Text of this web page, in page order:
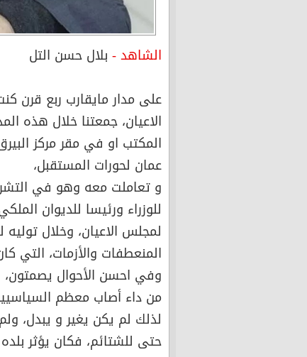
الشاهد - بلال حسن التل
على مدار مايقارب ربع قرن
الاعيان، جمعتنا خلال هذه
المكتب او في مقر مركز
عمان لحورات المستقبل،
و تعاملت معه وهو في
للوزراء ورئيسا للديوان
لمجلس الاعيان، وخلال توليه
المنعطفات والأزمات، التي
وفي احسن الأحوال يصمتون،
من داء أصاب معظم
لذلك لم يكن يغير و يبدل،
حتى للشتائم، فكان يؤثر